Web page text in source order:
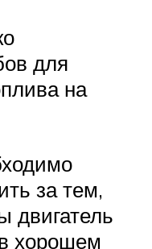
для
на
за тем,
двигатель
хорошем